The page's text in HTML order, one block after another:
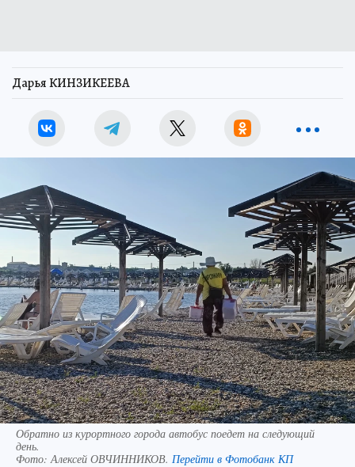
Дарья КИНЗИКЕЕВА
Обратно из курортного города автобус поедет на следующий
день.
Фото:Алексей ОВЧИННИКОВ. Перейти в Фотобанк КП